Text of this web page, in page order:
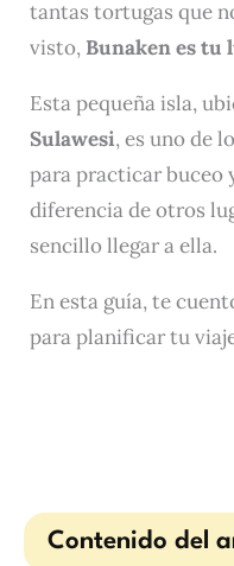
tantas tortugas que
visto, Bunaken es tu
Esta pequeña isla,
Sulawesi, es uno de
para practicar buceo
diferencia de otros
sencillo llegar a ella.
En esta guía, te
para planificar tu
Contenido del